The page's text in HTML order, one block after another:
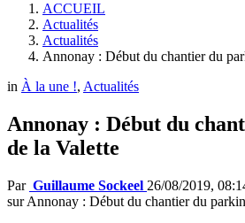
ACCUEIL
Actualités
Actualités
Annonay : Début du chantier du
in À la une !, Actualités
Annonay : Début du
de la Valette
Par Guillaume Sockeel 26/08/2019,
sur Annonay : Début du chantier du